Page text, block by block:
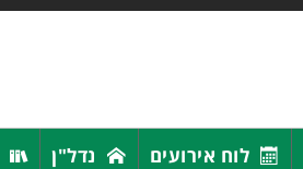
לוח אירועים נדל"ן